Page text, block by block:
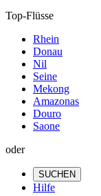
Top-Flüsse
Rhein
Donau
Nil
Seine
Mekong
Amazonas
Douro
Saone
oder
SUCHEN
Hilfe